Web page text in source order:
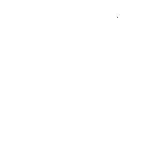
.